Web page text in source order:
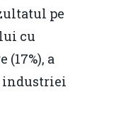
pe
cu
a
industriei